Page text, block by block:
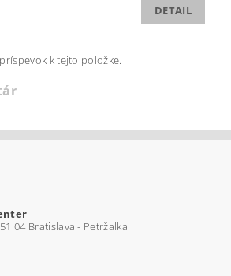
DETAIL
k tejto položke.
04 Bratislava - Petržalka